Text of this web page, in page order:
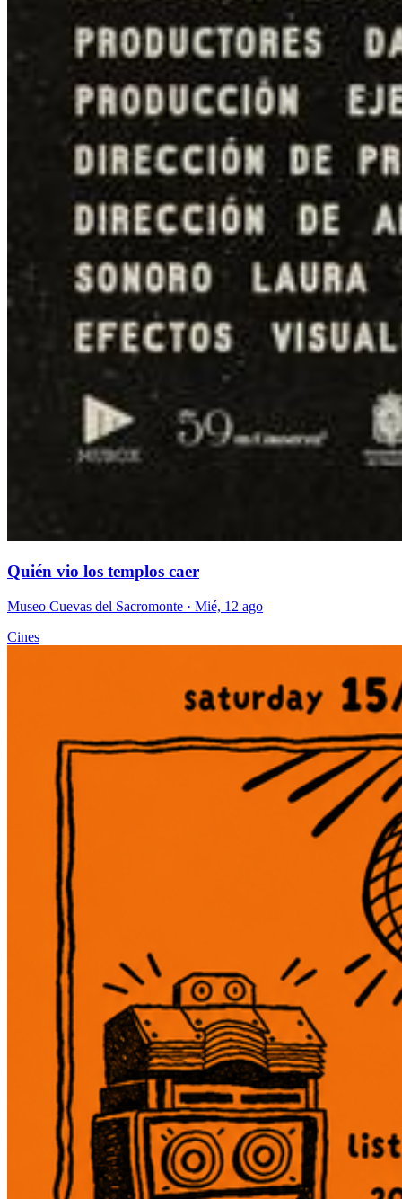
Quién vio los templos caer
Museo Cuevas del Sacromonte · Mié, 12 ago
Cines